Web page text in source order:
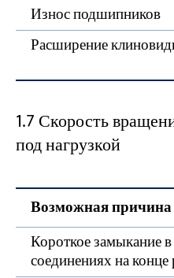
Износ подшипников
Расширение
1.7 Скорость
под нагрузкой
Возможная причина
Короткое замыкание в
соединениях на конце